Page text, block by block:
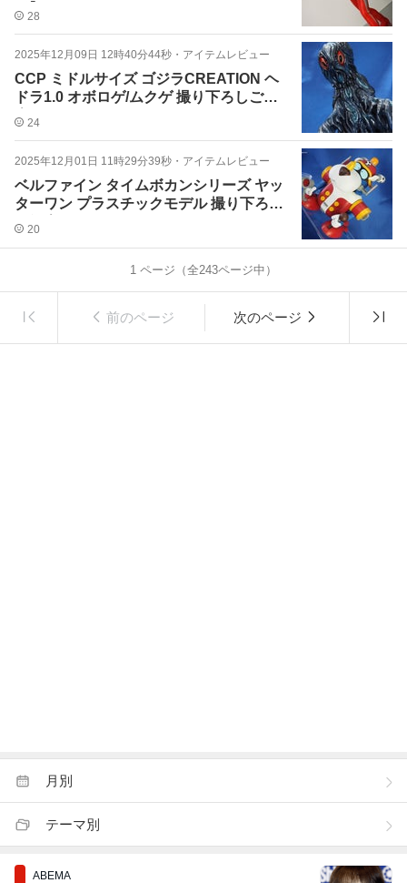
ポ】
28
2025年12月09日 12時40分44秒 ・ アイテムレビュー
CCP ミドルサイズ ゴジラCREATION ヘ
ドラ1.0 オボロゲ/ムクゲ 撮り下ろしご紹
介24
2025年12月01日 11時29分39秒 ・ アイテムレビュー
ベルファイン タイムボカンシリーズ ヤッ
ターワン プラスチックモデル 撮り下ろし
ご紹介
20
1 ページ（全243ページ中）
前のページ 次のページ
月別
テーマ別
ABEMA